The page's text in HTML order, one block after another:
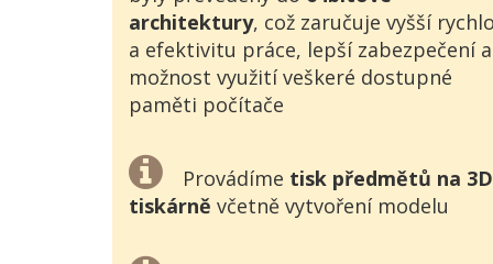
architektury, což zaručuje vyšší
a efektivitu práce, lepší zabezpečení a
možnost využití veškeré dostupné
paměti počítače
Provádíme tisk předmětů na 3D
tiskárně včetně vytvoření modelu